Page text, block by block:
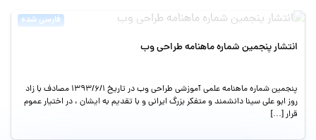
فارسی شده
انتشار پنجمین شماره ماهنامه طراحی وب
پنجمین شماره ماهنامه علمی آموزشی طراحی وب در تاریخ ۱۳۹۳/۶/۱ مصادف با زاد
روز ابو علی سینا دانشمند و متفکر بزرگ ایرانی و با تقدیم به ایشان ، در اختیار عموم
قرار […]